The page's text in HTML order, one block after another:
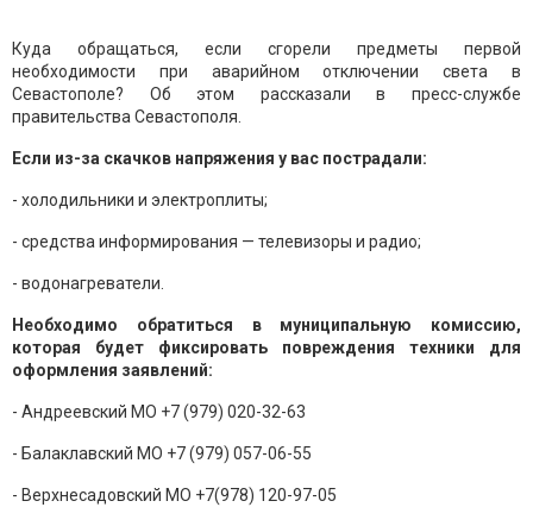
Куда обращаться, если сгорели предметы первой
необходимости при аварийном отключении света в
Севастополе? Об этом рассказали в пресс-службе
правительства Севастополя.
Если из-за скачков напряжения у вас пострадали:
- холодильники и электроплиты;
- средства информирования — телевизоры и радио;
- водонагреватели.
Необходимо обратиться в муниципальную комиссию,
которая будет фиксировать повреждения техники для
оформления заявлений:
- Андреевский МО +7 (979) 020-32-63
- Балаклавский МО +7 (979) 057-06-55
- Верхнесадовский МО +7(978) 120-97-05